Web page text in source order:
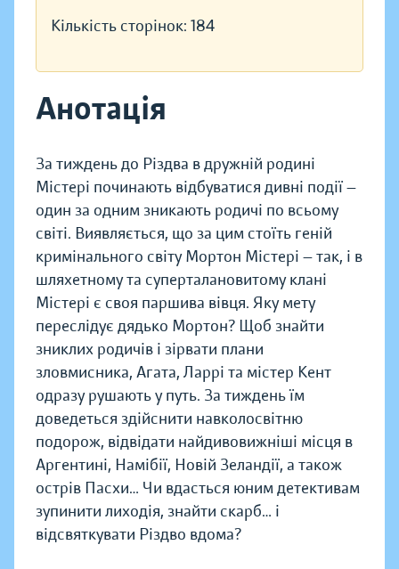
Кількість сторінок: 184
Анотація
За тиждень до Різдва в дружній родині
Містері починають відбуватися дивні події —
один за одним зникають родичі по всьому
світі. Виявляється, що за цим стоїть геній
кримінального світу Мортон Містері — так, і в
шляхетному та суперталановитому клані
Містері є своя паршива вівця. Яку мету
переслідує дядько Мортон? Щоб знайти
зниклих родичів і зірвати плани
зловмисника, Агата, Ларрі та містер Кент
одразу рушають у путь. За тиждень їм
доведеться здійснити навколосвітню
подорож, відвідати найдивовижніші місця в
Аргентині, Намібії, Новій Зеландії, а також
острів Пасхи… Чи вдасться юним детективам
зупинити лиходія, знайти скарб… і
відсвяткувати Різдво вдома?